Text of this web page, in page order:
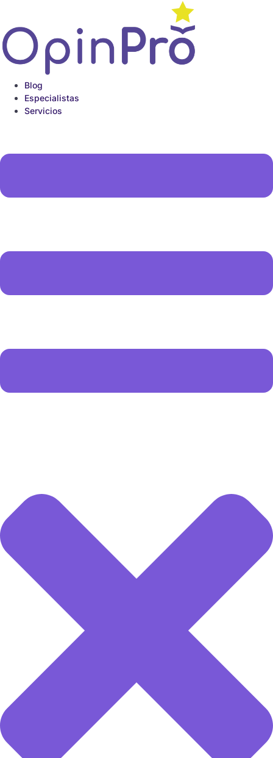
contenido
Blog
Especialistas
Servicios